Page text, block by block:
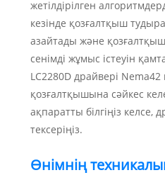
жетілдірілген
кезінде қозғалтқыш
азайтады және
сенімді жұмыс істеуін
LC2280D драйвері Nema42
қозғалтқышына сәйкес
ақпаратты білгіңіз келсе,
тексеріңіз.
Өнімнің